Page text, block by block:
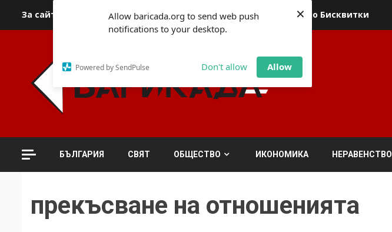
Allow baricada.org to send web push
notifications to your desktop.
Powered by SendPulse Don't allow Allow
×
За сайта За контакти За реклама Политика относно Бисквитки
БЪЛГАРИЯ СВЯТ ОБЩЕСТВО ИКОНОМИКА НЕРАВЕНСТВО
прекъсване на отношенията